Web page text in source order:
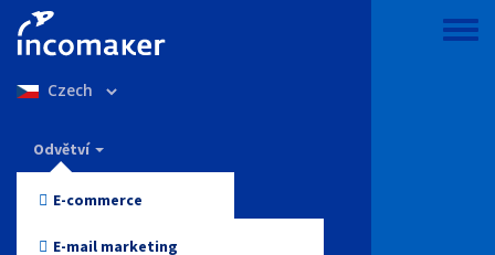
Přejít
hlavnímu
obsahu
Toggle
your
Incomaker
Odvětví
E-commerce
Móda a oblečení
Vlastnosti
E-mail marketing
Ceny